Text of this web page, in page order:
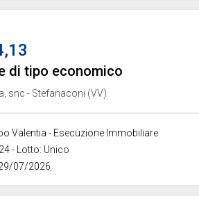
di tipo economico
snc - Stefanaconi (VV)
Valentia - Esecuzione Immobiliare
- Lotto: Unico
07/2026